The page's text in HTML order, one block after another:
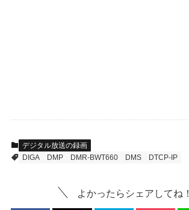
デジタル放送の録画
DIGA
DMP DMR-BWT660 DMS DTCP-IP
よかったらシェアしてね！